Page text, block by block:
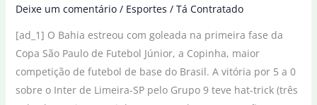
Deixe um comentário / Esportes / Tá Contratado
[ad_1] O Bahia estreou com goleada na primeira fase da
Copa São Paulo de Futebol Júnior, a Copinha, maior
competição de futebol de base do Brasil. A vitória por 5 a 0
sobre o Inter de Limeira-SP pelo Grupo 9 teve hat-trick (três